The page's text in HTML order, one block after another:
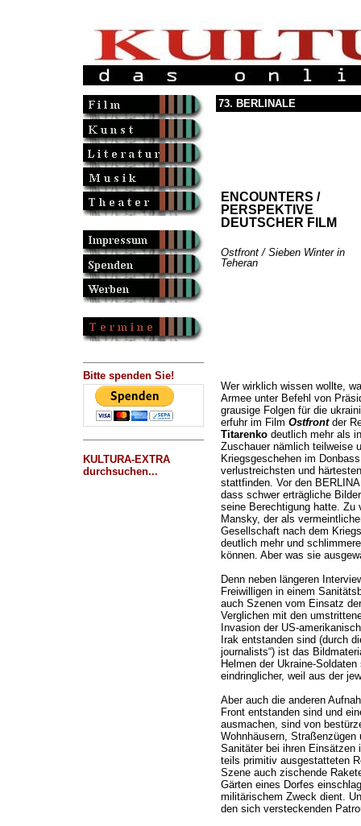
Bitte spenden Sie!
KULTURA-EXTRA
durchsuchen...
73. BERLINALE
ENCOUNTERS /
PERSPEKTIVE
DEUTSCHER FILM
Ostfront / Sieben Winter in
Teheran
Wer wirklich wissen wollte,
Armee unter Befehl von
grausige Folgen für die
erfuhr im Film Ostfrontder
Titarenkodeutlich mehr als
Zuschauer nämlich teilweise
Kriegsgeschehen im
verlustreichsten und
stattfinden. Vor den
dass schwer erträgliche
seine Berechtigung hatte. Zu
Mansky, der als
Gesellschaft nach dem
deutlich mehr und
können. Aber was sie
Denn neben längeren
Freiwilligen in einem
auch Szenen vom Einsatz
Verglichen mit den
Invasion der US-
Irak entstanden sind (durch
journalists“) ist das
Helmen der Ukraine-
eindringlicher, weil aus der
Aber auch die anderen
Front entstanden sind und
ausmachen, sind von
Wohnhäusern,
Sanitäter bei ihren Einsätzen
teils primitiv ausgestatteten
Szene auch zischende
Gärten eines Dorfes
militärischem Zweck dient.
den sich versteckenden